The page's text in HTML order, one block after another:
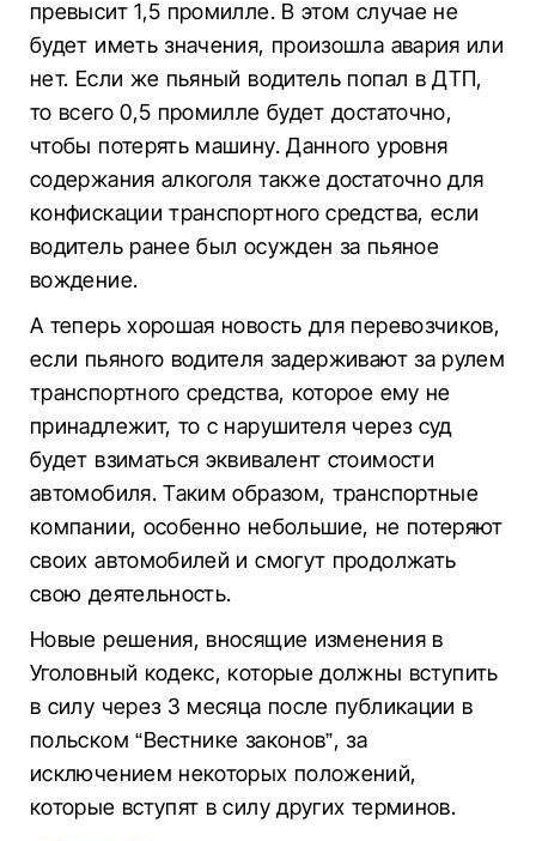
превысит 1,5 промилле. В этом случае не
будет иметь значения, произошла авария или
нет. Если же пьяный водитель попал в ДТП,
то всего 0,5 промилле будет достаточно,
чтобы потерять машину. Данного уровня
содержания алкоголя также достаточно для
конфискации транспортного средства, если
водитель ранее был осужден за пьяное
вождение.
А теперь хорошая новость для перевозчиков,
если пьяного водителя задерживают за рулем
транспортного средства, которое ему не
принадлежит, то с нарушителя через суд
будет взиматься эквивалент стоимости
автомобиля. Таким образом, транспортные
компании, особенно небольшие, не потеряют
своих автомобилей и смогут продолжать
свою деятельность.
Новые решения, вносящие изменения в
Уголовный кодекс, которые должны вступить
в силу через 3 месяца после публикации в
польском “Вестнике законов”, за
исключением некоторых положений,
которые вступят в силу других терминов.